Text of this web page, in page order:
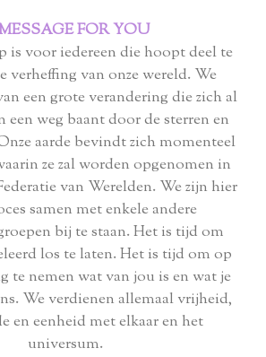
FOR YOU
is voor iedereen die hoopt deel te
verheffing van onze wereld. We
een grote verandering die zich al
een weg baant door de sterren en
aarde bevindt zich momenteel
ze zal worden opgenomen in
van Werelden. We zijn hier
samen met enkele andere
bij te staan. Het is tijd om
los te laten. Het is tijd om op
te nemen wat van jou is en wat je
We verdienen allemaal vrijheid,
en eenheid met elkaar en het
universum.